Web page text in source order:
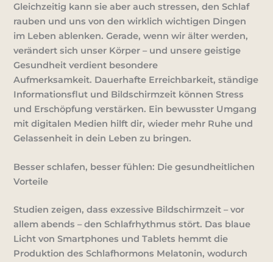
Gleichzeitig kann sie aber auch stressen, den Schlaf
rauben und uns von den wirklich wichtigen Dingen
im Leben ablenken. Gerade, wenn wir älter werden,
verändert sich unser Körper – und unsere geistige
Gesundheit verdient besondere
Aufmerksamkeit. Dauerhafte Erreichbarkeit, ständige
Informationsflut und Bildschirmzeit können Stress
und Erschöpfung verstärken. Ein bewusster Umgang
mit digitalen Medien hilft dir, wieder mehr Ruhe und
Gelassenheit in dein Leben zu bringen.
Besser schlafen, besser fühlen: Die gesundheitlichen
Vorteile
Studien zeigen, dass exzessive Bildschirmzeit – vor
allem abends – denSchlafrhythmus stört. Das blaue
Licht von Smartphones und Tablets hemmt die
Produktion des Schlafhormons Melatonin, wodurch